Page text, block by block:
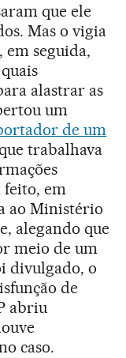
que ele
Mas o vigia
seguida,
alastrar as
um
de um
trabalhava
feito, em
ao Ministério
alegando que
meio de um
divulgado, o
de
abriu
caso.